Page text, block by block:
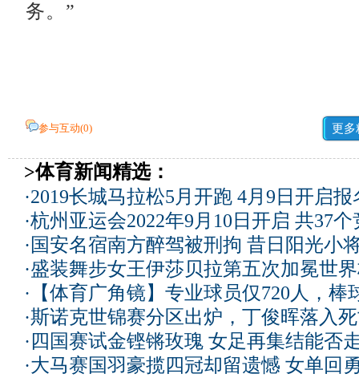
务。”
参与互动(0) 更多
>体育新闻精选：
·2019长城马拉松5月开跑 4月9日开启报
·杭州亚运会2022年9月10日开启 共37
· 国安名宿南方醉驾被刑拘 昔日阳光小
·盛装舞步女王伊莎贝拉第五次加冕世
· 【体育广角镜】专业球员仅720人，
·斯诺克世锦赛分区出炉，丁俊晖落入
· 四国赛试金铿锵玫瑰 女足再集结能否
·大马赛国羽豪揽四冠却留遗憾 女单回